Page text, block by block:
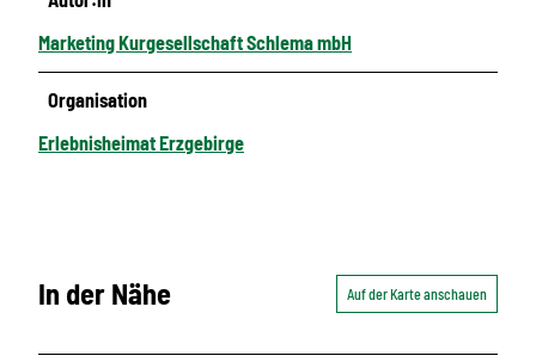
Marketing Kurgesellschaft Schlema mbH
Organisation
Erlebnisheimat Erzgebirge
In der Nähe Auf der Karte anschauen